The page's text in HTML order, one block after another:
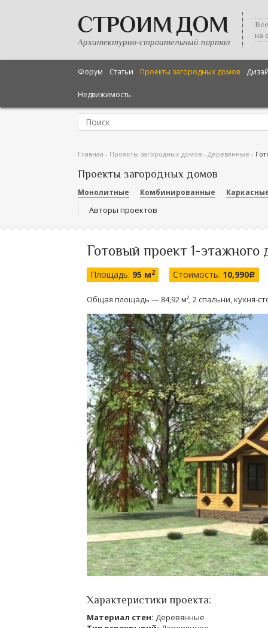
СТРОИМ ДОМ
Архитектурно-строительный портал
на
Форум Статьи Проекты загородных домов
Недвижимость
Главная - Проекты загородных домов - Деревянные -
Проекты загородных домов
Монолитные Комбинированные
Авторы проектов
Готовый проект 1-
Площадь: 95 м2 Стоимость: 10,990c
Общая площадь — 84,92 м², 2 спальни, кухня-
Характеристики проекта:
Материал стен: Деревянные